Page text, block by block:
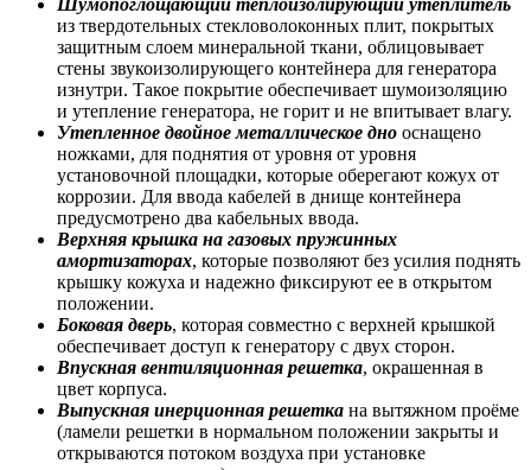
из твердотельных стекловолоконных плит, покрытых
защитным слоем минеральной ткани, облицовывает
стены звукоизолирующего контейнера для генератора
изнутри. Такое покрытие обеспечивает шумоизоляцию
и утепление генератора, не горит и не впитывает влагу.
Утепленное двойное металлическое дно оснащено
ножками, для поднятия от уровня от уровня
установочной площадки, которые оберегают кожух от
коррозии. Для ввода кабелей в днище контейнера
предусмотрено два кабельных ввода.
Верхняя крышка на газовых пружинных
амортизаторах, которые позволяют без усилия поднять
крышку кожуха и надежно фиксируют ее в открытом
положении.
Боковая дверь, которая совместно с верхней крышкой
обеспечивает доступ к генератору с двух сторон.
Впускная вентиляционная решетка, окрашенная в
цвет корпуса.
Выпускная инерционная решетка на вытяжном проёме
(ламели решетки в нормальном положении закрыты и
открываются потоком воздуха при установке